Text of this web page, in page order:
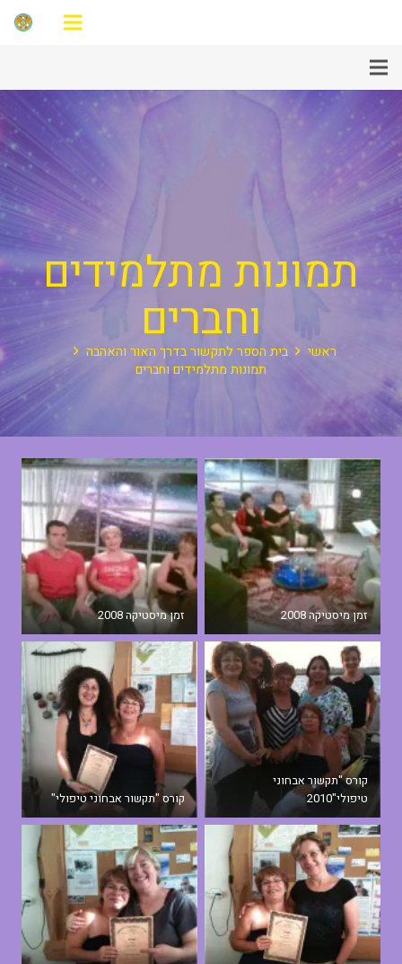
תמונות מתלמידים
וחברים
ראשי
בית הספר לתקשור בדרך האור והאהבה
תמונות מתלמידים וחברים
זמן מיסטיקה 2008 זמן מיסטיקה 2008
קורס "תקשור אבחוני
טיפולי"2010
קורס "תקשור אבחוני טיפולי"